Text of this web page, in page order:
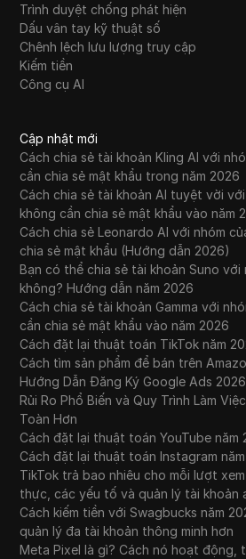
Trình duyệt chống phát hiện
Dấu vân tay kỹ thuật số
Chênh lệch lưu lượng truy cập
Kiếm tiền
Công cụ AI
Cập nhật mới
Cách chia sẻ tài khoản Kling AI với
cần chia sẻ mật khẩu trong năm 2026
Cách chia sẻ tài khoản AI tuyệt vời
không cần chia sẻ mật khẩu vào năm
Cách chia sẻ Leonardo AI với nhóm
chia sẻ mật khẩu (Hướng dẫn 2026)
Bạn có thể chia sẻ tài khoản Suno với
không? Hướng dẫn năm 2026
Cách chia sẻ tài khoản Gamma với
cần chia sẻ mật khẩu vào năm 2026
Cách đặt lại thuật toán TikTok năm
Cách tìm sản phẩm để bán trên
Hướng Dẫn Đăng Ký Google Ads
Rủi Ro Phổ Biến và Quy Trình Làm
Toàn Hơn
Cách đặt lại thuật toán YouTube năm
Cách đặt lại thuật toán Instagram
TikTok trả bao nhiêu cho mỗi lượt
thực, các yếu tố và quản lý tài khoản
Cách kiếm tiền với Swagbucks năm
quản lý đa tài khoản thông minh hơn
Meta Pixel là gì? Cách nó hoạt động,